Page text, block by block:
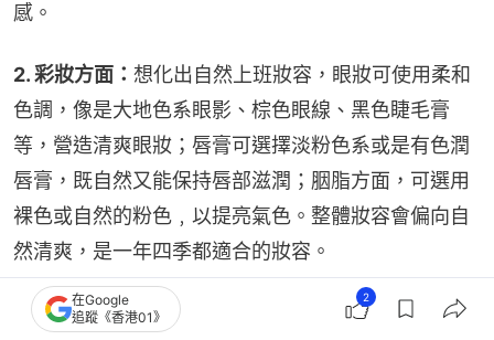
感。
2. 彩妝方面： 想化出自然上班妝容，眼妝可使用柔和
色調，像是大地色系眼影、棕色眼線、黑色睫毛膏
等，營造清爽眼妝；唇膏可選擇淡粉色系或是有色潤
唇膏，既自然又能保持唇部滋潤；胭脂方面，可選用
裸色或自然的粉色﹐以提亮氣色。整體妝容會偏向自
然清爽，是一年四季都適合的妝容。
護膚品推薦
在Google
追蹤《香港01》
2